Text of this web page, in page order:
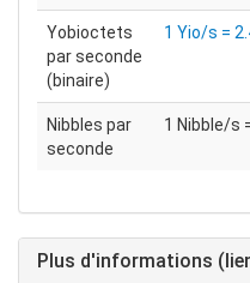
Yobioctets
par seconde
(binaire)
1 Yio/s =
Nibbles par
seconde
1 Nibble/s
Plus d'informations